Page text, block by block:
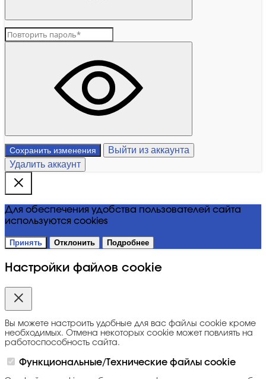
Сохранить изменения
Выйти из аккаунта
Удалить аккаунт
Для обеспечения удобства пользователей сайта
используются cookies
Принять Отклонить Подробнее
Настройки файлов cookie
Вы можете настроить удобные для вас файлы cookie кроме
необходимых. Отмена некоторых cookie может повлиять на
работоспособность сайта.
Функциональные/Технические файлы cookie